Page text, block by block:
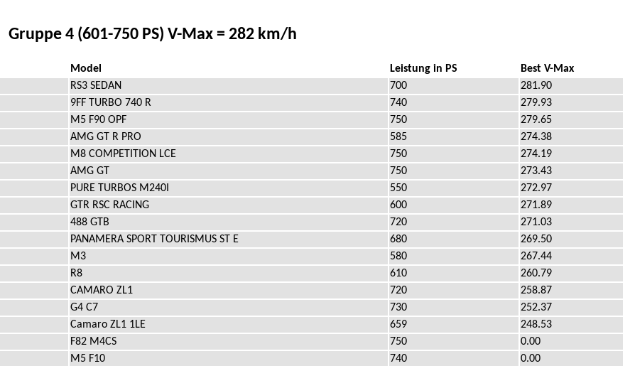
Gruppe 4 (601-750 PS) V-Max = 282 km/h
Model Leistung in PS
Best V-Max
RS3 SEDAN 700
281.90
9FF TURBO 740 R 740
279.93
M5 F90 OPF 750
279.65
AMG GT R PRO 585
274.38
M8 COMPETITION LCE 750
274.19
AMG GT 750
273.43
PURE TURBOS M240I 550
272.97
GTR RSC RACING 600
271.89
488 GTB 720
271.03
PANAMERA SPORT TOURISMUS ST E 680
269.50
M3 580
267.44
R8 610
260.79
CAMARO ZL1 720
258.87
G4 C7 730
252.37
Camaro ZL1 1LE 659
248.53
F82 M4CS 750
0.00
M5 F10 740
0.00